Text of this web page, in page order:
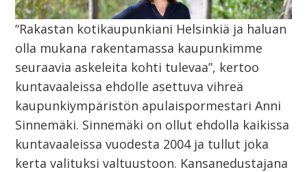
“Rakastan kotikaupunkiani Helsinkiä ja haluan
olla mukana rakentamassa kaupunkimme
seuraavia askeleita kohti tulevaa”, kertoo
kuntavaaleissa ehdolle asettuva vihreä
kaupunkiympäristön apulaispormestari Anni
Sinnemäki. Sinnemäki on ollut ehdolla kaikissa
kuntavaaleissa vuodesta 2004 ja tullut joka
kerta valituksi valtuustoon. Kansanedustajana